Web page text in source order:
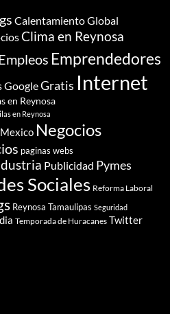
Calentamiento Global
Clima en Reynosa
Emprendedores
GoogleGratis Internet
en Reynosa
en Reynosa
Mexico Negocios
paginas webs
Publicidad Pymes
Sociales Reforma Laboral
Reynosa Tamaulipas Seguridad
Temporada de Huracanes Twitter